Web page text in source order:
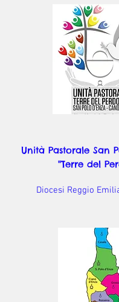
Unità Pastorale San
"Terre del
Diocesi Reggio